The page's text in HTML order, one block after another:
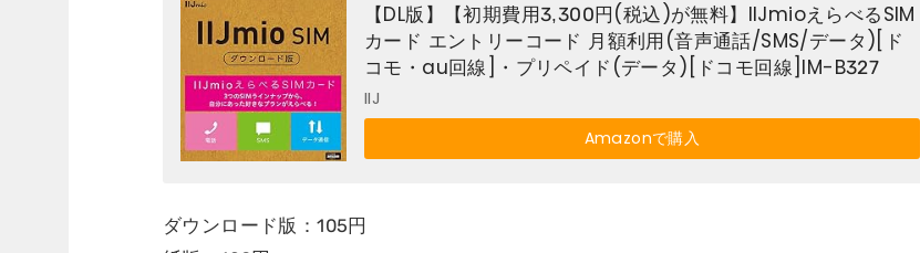
【DL版】【初期費用3,300円(税込)が無料】IIJmioえらべるSIM
カード エントリーコード 月額利用(音声通話/SMS/データ)[ド
コモ・au回線]・プリペイド(データ)[ドコモ回線]IM-B327
IIJ
Amazonで購入
ダウンロード版：105円